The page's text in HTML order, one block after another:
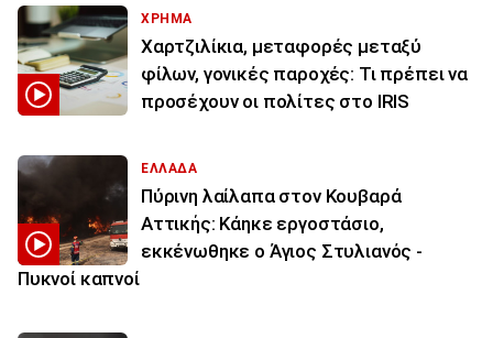
ΧΡΗΜΑ
Χαρτζιλίκια, μεταφορές μεταξύ
φίλων, γονικές παροχές: Τι πρέπει να
προσέχουν οι πολίτες στο IRIS
ΕΛΛΑΔΑ
Πύρινη λαίλαπα στον Κουβαρά
Αττικής: Κάηκε εργοστάσιο,
εκκένωθηκε ο Άγιος Στυλιανός -
Πυκνοί καπνοί